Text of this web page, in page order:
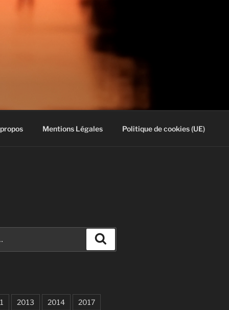
Mentions Légales Politique de cookies (UE)
2013 2014 2017